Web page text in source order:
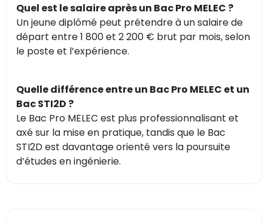
Quel est le salaire après un Bac Pro MELEC ?
Un jeune diplômé peut prétendre à un salaire de
départ entre 1 800 et 2 200 € brut par mois, selon
le poste et l’expérience.
Quelle différence entre un Bac Pro MELEC et un
Bac STI2D ?
Le Bac Pro MELEC est plus professionnalisant et
axé sur la mise en pratique, tandis que le Bac
STI2D est davantage orienté vers la poursuite
d’études en ingénierie.